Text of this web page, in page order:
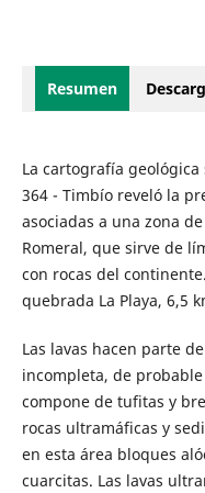
Resumen
La cartografía
364 - Timbío reveló la
asociadas a una zona
Romeral, que sirve de
con rocas del
quebrada La Playa, 6,5
Las lavas hacen parte
incompleta, de
compone de tufitas y
rocas ultramáficas y
en esta área bloques
cuarcitas. Las lavas